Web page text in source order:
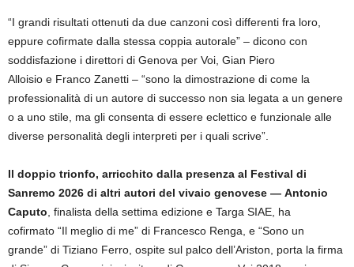
“I grandi risultati ottenuti da due canzoni così differenti fra loro,
eppure cofirmate dalla stessa coppia autorale” – dicono con
soddisfazione i direttori di Genova per Voi, Gian Piero
Alloisio e Franco Zanetti – “sono la dimostrazione di come la
professionalità di un autore di successo non sia legata a un genere
o a uno stile, ma gli consenta di essere eclettico e funzionale alle
diverse personalità degli interpreti per i quali scrive”.
Il doppio trionfo, arricchito dalla presenza al Festival di
Sanremo 2026 di altri autori del vivaio genovese — Antonio
Caputo , finalista della settima edizione e Targa SIAE, ha
cofirmato “Il meglio di me” di Francesco Renga, e “Sono un
grande” di Tiziano Ferro, ospite sul palco dell’Ariston, porta la firma